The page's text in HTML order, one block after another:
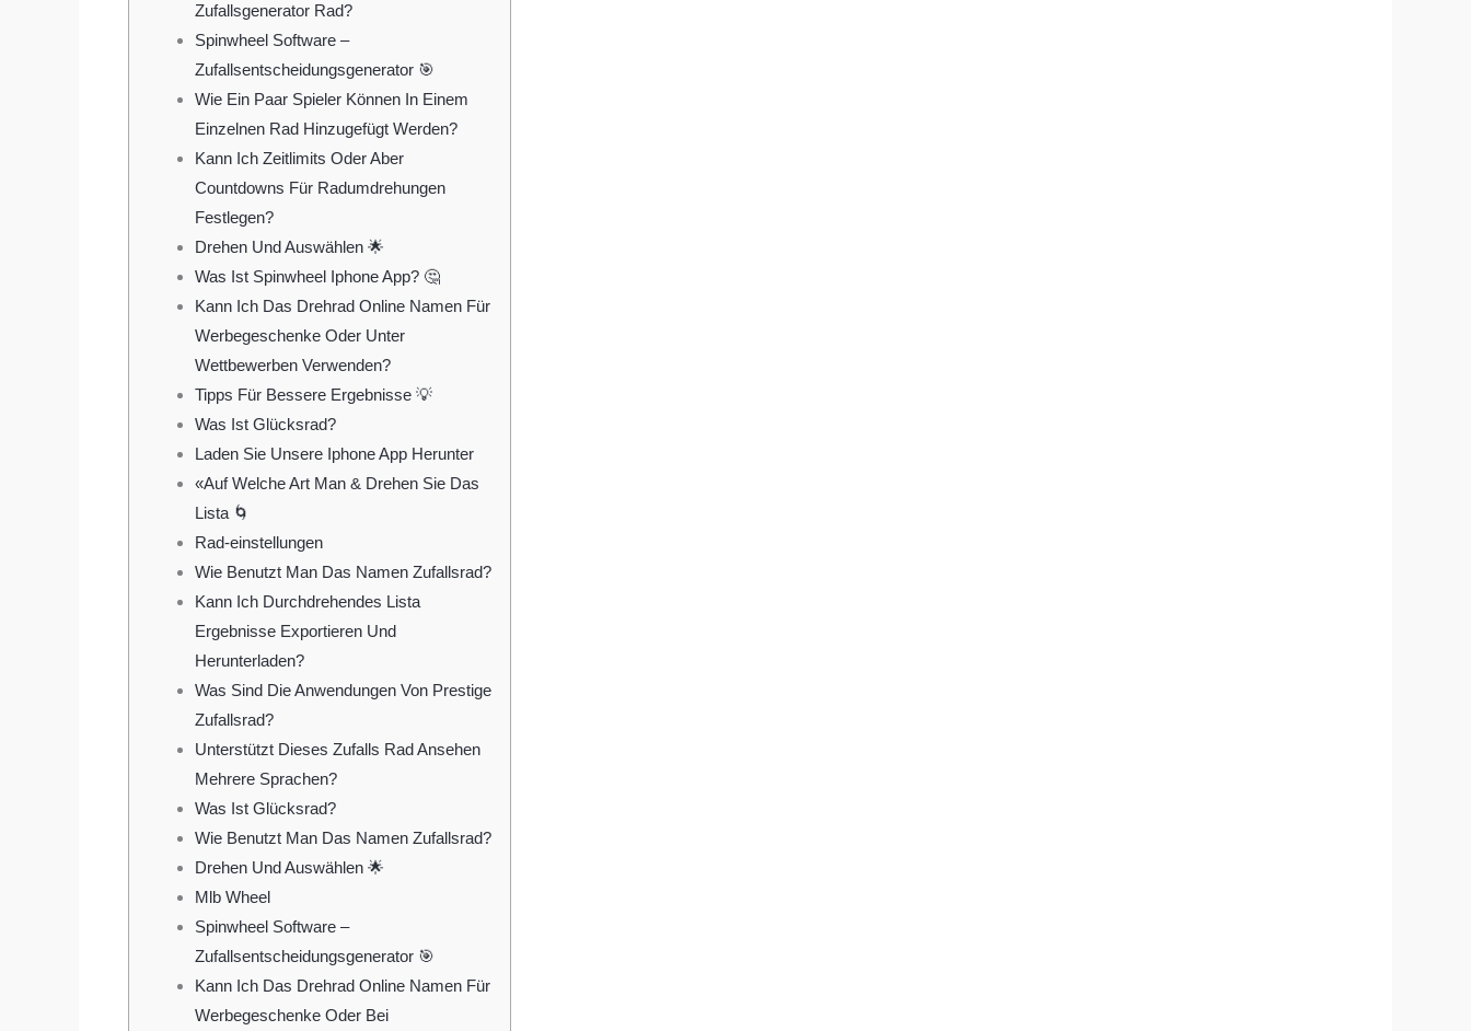
Zufallsgenerator Rad?
Spinwheel Software –
Zufallsentscheidungsgenerator 🎯
Wie Ein Paar Spieler Können In Einem
Einzelnen Rad Hinzugefügt Werden?
Kann Ich Zeitlimits Oder Aber
Countdowns Für Radumdrehungen
Festlegen?
Drehen Und Auswählen 🌟
Was Ist Spinwheel Iphone App? 🤔
Kann Ich Das Drehrad Online Namen Für
Werbegeschenke Oder Unter
Wettbewerben Verwenden?
Tipps Für Bessere Ergebnisse 💡
Was Ist Glücksrad?
Laden Sie Unsere Iphone App Herunter
«Auf Welche Art Man & Drehen Sie Das
Lista 🌀
Rad-einstellungen
Wie Benutzt Man Das Namen Zufallsrad?
Kann Ich Durchdrehendes Lista
Ergebnisse Exportieren Und
Herunterladen?
Was Sind Die Anwendungen Von Prestige
Zufallsrad?
Unterstützt Dieses Zufalls Rad Ansehen
Mehrere Sprachen?
Was Ist Glücksrad?
Wie Benutzt Man Das Namen Zufallsrad?
Drehen Und Auswählen 🌟
Mlb Wheel
Spinwheel Software –
Zufallsentscheidungsgenerator 🎯
Kann Ich Das Drehrad Online Namen Für
Werbegeschenke Oder Bei